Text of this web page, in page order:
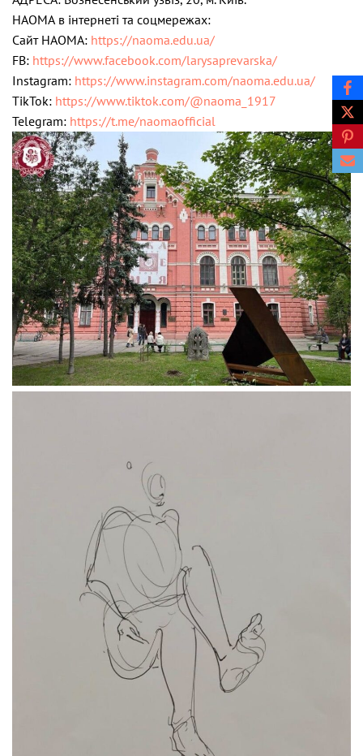
НАОМА в інтернеті та соцмережах:
Cайт НАОМА: https://naoma.edu.ua/
FB: https://www.facebook.com/larysaprevarska/
Instagram: https://www.instagram.com/naoma.edu.ua/
TikTok: https://www.tiktok.com/@naoma_1917
Telegram: https://t.me/naomaofficial